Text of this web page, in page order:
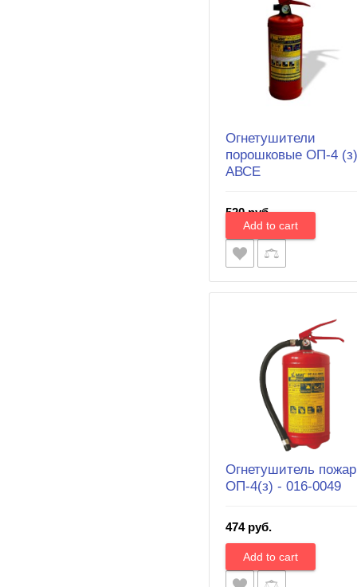
Огнетушители
порошковые ОП-4 (з)
АВСЕ
520 руб.
Огнетушитель
ОП-4(з) - 016-0049
474 руб.